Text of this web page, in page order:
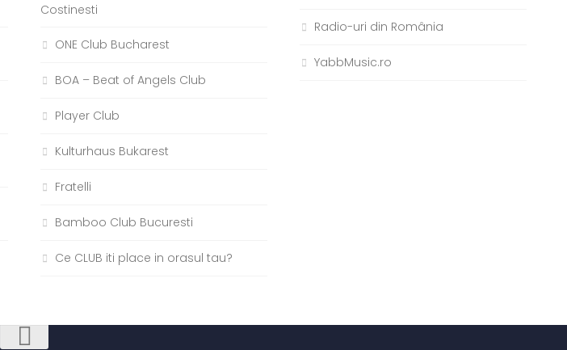
Costinesti
ONE Club Bucharest
BOA – Beat of Angels Club
Player Club
Kulturhaus Bukarest
Fratelli
Bamboo Club Bucuresti
Ce CLUB iti place in orasul tau?
Radio-uri din România
YabbMusic.ro